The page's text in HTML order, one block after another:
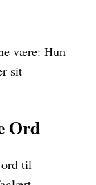
være: Hun
sit
Ord
ord til